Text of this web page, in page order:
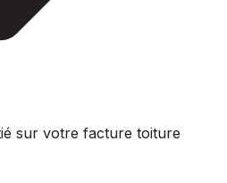
sur votre facture toiture